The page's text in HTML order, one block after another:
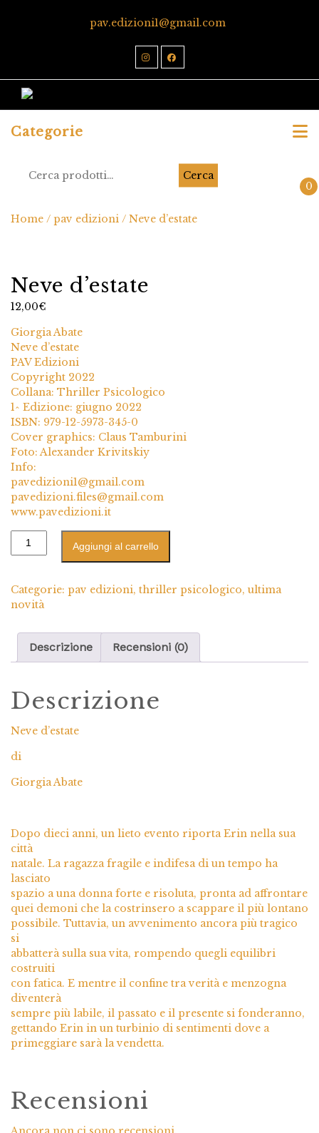
pav.edizioni1@gmail.com
Categorie
Cerca
0
Home / pav edizioni / Neve d’estate
Neve d’estate
12,00€
Giorgia Abate
Neve d’estate
PAV Edizioni
Copyright 2022
Collana: Thriller Psicologico
1^ Edizione: giugno 2022
ISBN: 979-12-5973-345-0
Cover graphics: Claus Tamburini
Foto: Alexander Krivitskiy
Info:
pavedizioni1@gmail.com
pavedizioni.files@gmail.com
www.pavedizioni.it
Aggiungi al carrello
Categorie: pav edizioni, thriller psicologico, ultima
novità
Descrizione Recensioni (0)
Descrizione
Neve d’estate
di
Giorgia Abate
Dopo dieci anni, un lieto evento riporta Erin nella sua
città
natale. La ragazza fragile e indifesa di un tempo ha
lasciato
spazio a una donna forte e risoluta, pronta ad affrontare
quei demoni che la costrinsero a scappare il più lontano
possibile. Tuttavia, un avvenimento ancora più tragico
si
abbatterà sulla sua vita, rompendo quegli equilibri
costruiti
con fatica. E mentre il confine tra verità e menzogna
diventerà
sempre più labile, il passato e il presente si fonderanno,
gettando Erin in un turbinio di sentimenti dove a
primeggiare sarà la vendetta.
Recensioni